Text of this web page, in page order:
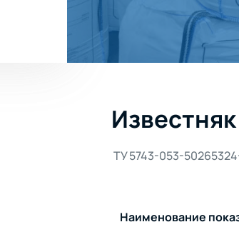
Известняк
ТУ 5743-053-
Наименование